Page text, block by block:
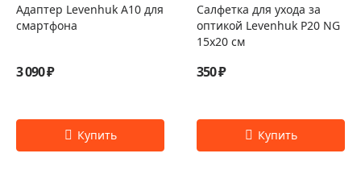
Адаптер Levenhuk A10 для
смартфона
3 090 ₽
Салфетка для ухода за
оптикой Levenhuk P20 NG
15x20 см
350 ₽